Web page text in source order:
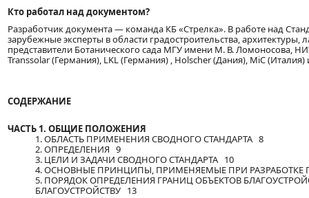
Кто работал над документом?
Разработчик документа — команда КБ «Стрелка». В работе над
зарубежные эксперты в области градостроительства,
представители Ботанического сада МГУ имени М. В. Ломоносова,
Transsolar (Германия), LKL (Германия) , Holscher (Дания), MiC (Италия)
СОДЕРЖАНИЕ
ЧАСТЬ 1. ОБЩИЕ ПОЛОЖЕНИЯ
1. ОБЛАСТЬ ПРИМЕНЕНИЯ СВОДНОГО СТАНДАРТА 8
2. ОПРЕДЕЛЕНИЯ 9
3. ЦЕЛИ И ЗАДАЧИ СВОДНОГО СТАНДАРТА 10
4. ОСНОВНЫЕ ПРИНЦИПЫ, ПРИМЕНЯЕМЫЕ ПРИ РАЗРАБОТКЕ
5. ПОРЯДОК ОПРЕДЕЛЕНИЯ ГРАНИЦ ОБЪЕКТОВ
БЛАГОУСТРОЙСТВУ 13